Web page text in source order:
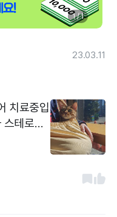
1 / 1
23.03.11
치료중입
를 확인
해 항암
를 구매